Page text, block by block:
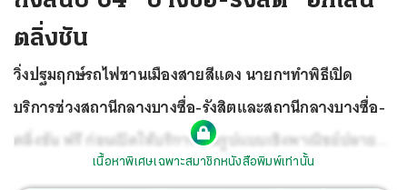
ตลิ่งชัน
วิ่งปฐมฤกษ์รถไฟชานเมืองสายสีแดง นายกฯทำพิธีเปิด
บริการช่วงสถานีกลางบางซื่อ-รังสิตและสถานีกลางบางซื่อ-
ตลิ่งชัน ฟรี ก่อนเปิดให้บริการเต็มรูปแบบเชิงพาณิชย์ปลายปี
64 เพื่อให้ประชาชนสามารถเดินทางออกสู่ภูมิภาคและเข้าสู่
เนื้อหาพิเศษเฉพาะสมาชิกหนังสือพิมพ์เท่านั้น